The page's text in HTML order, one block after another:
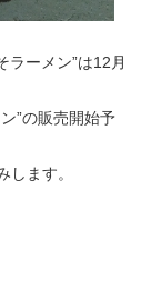
ラーメン”は12月
”の販売開始予
ます。